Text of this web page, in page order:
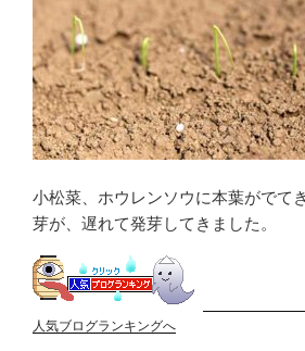
小松菜、ホウレンソウに本葉がでて
芽が、遅れて発芽してきました。
人気ブログランキングへ